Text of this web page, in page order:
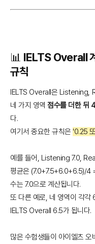
📊 IELTS Overall
규칙
IELTS Overall은 Listening,
네 가지 영역점수를 더한 뒤
다.
여기서 중요한 규칙은 '0.25
예를 들어, Listening 7.0,
평균은 (7.0+7.5+6.0+6.5)/4
수는 7.0으로 계산됩니다.
또 다른 예로, 네 영역이 각각
IELTS Overall 6.5가 됩니다.
많은 수험생들이 아이엘츠